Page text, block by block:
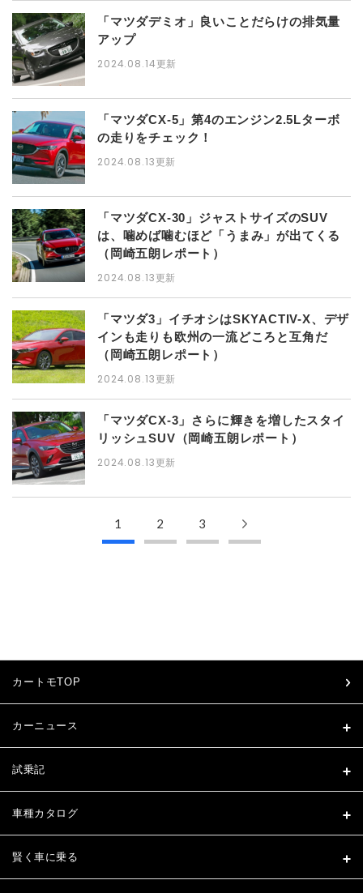
「マツダデミオ」良いことだらけの排気量
アップ
2024.08.14更新
「マツダCX-5」第4のエンジン2.5Lターボ
の走りをチェック！
2024.08.13更新
「マツダCX-30」ジャストサイズのSUV
は、噛めば噛むほど「うまみ」が出てくる
（岡崎五朗レポート）
2024.08.13更新
「マツダ3」イチオシはSKYACTIV-X、デザ
インも走りも欧州の一流どころと互角だ
（岡崎五朗レポート）
2024.08.13更新
「マツダCX-3」さらに輝きを増したスタイ
リッシュSUV（岡崎五朗レポート）
2024.08.13更新
1 2 3
カートモTOP
カーニュース
試乗記
車種カタログ
賢く車に乗る